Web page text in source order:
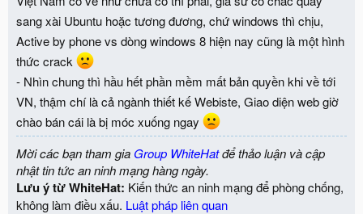
sang xài Ubuntu hoặc tương đương, chứ windows thì chịu,
Active by phone vs dòng windows 8 hiện nay cũng là một hình
thức crack
- Nhìn chung thì hầu hết phần mềm mất bản quyền khi về tới
VN, thậm chí là cả ngành thiết kế Webiste, Giao diện web giờ
chào bán cái là bị móc xuống ngay
Mời các bạn tham gia Group WhiteHatđể thảo luận và cập
nhật tin tức an ninh mạng hàng ngày.
Lưu ý từ WhiteHat: Kiến thức an ninh mạng để phòng chống,
không làm điều xấu. Luật pháp liên quan